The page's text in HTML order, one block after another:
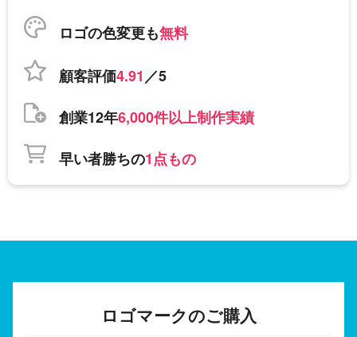
ロゴの色変更も無料
顧客評価4.91／5
創業12年6,000件以上制作実績
早い者勝ちの1点もの
ロゴマークのご購入